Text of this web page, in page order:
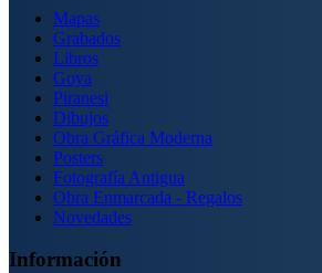
Mapas
Grabados
Libros
Goya
Piranesi
Dibujos
Obra Gráfica Moderna
Posters
Fotografía Antigua
Obra Enmarcada - Regalos
Novedades
Información